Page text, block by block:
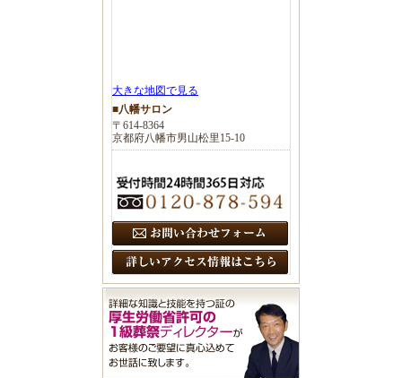
大きな地図で見る
■八幡サロン
〒614-8364
京都府八幡市男山松里15-10